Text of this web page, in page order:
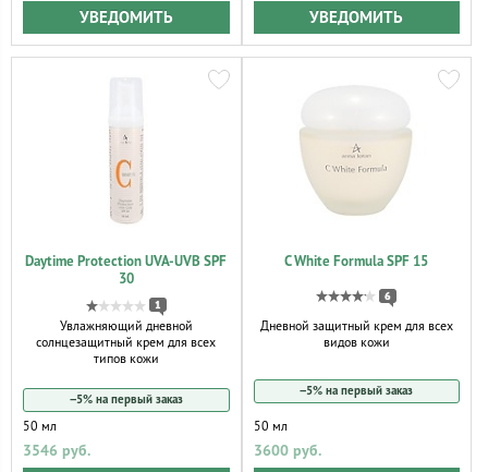
УВЕДОМИТЬ УВЕДОМИТЬ
Daytime Protection UVA-UVB SPF
30
1
Увлажняющий дневной
солнцезащитный крем для всех
типов кожи
−5% на первый заказ
50 мл
3546 руб.
C White Formula SPF 15
6
Дневной защитный крем для всех
видов кожи
−5% на первый заказ
50 мл
3600 руб.